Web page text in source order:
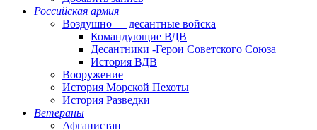
Российская армия
Воздушно — десантные войска
Командующие ВДВ
Десантники -Герои Советского Союза
История ВДВ
Вооружение
История Морской Пехоты
История Разведки
Ветераны
Афганистан